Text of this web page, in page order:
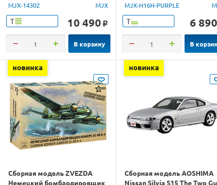
4WD 2.4G LED 1/14 RTR
MJX-14302 MJX
Т 10 490 o
В корзину
GPS 1/16 RTR
MJX-H16H-PURPLE
Т 6 890
В
новинка
Сборная модель ZVEZDA
Немецкий бомбардировщик
новинка
Сборная модель AOSHIMA
Nissan Silvia S15 The Two